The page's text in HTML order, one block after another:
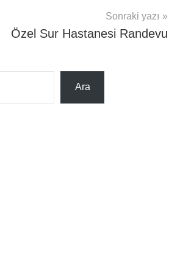
Sonraki yazı
Özel Sur Hastanesi Randevu
Ara